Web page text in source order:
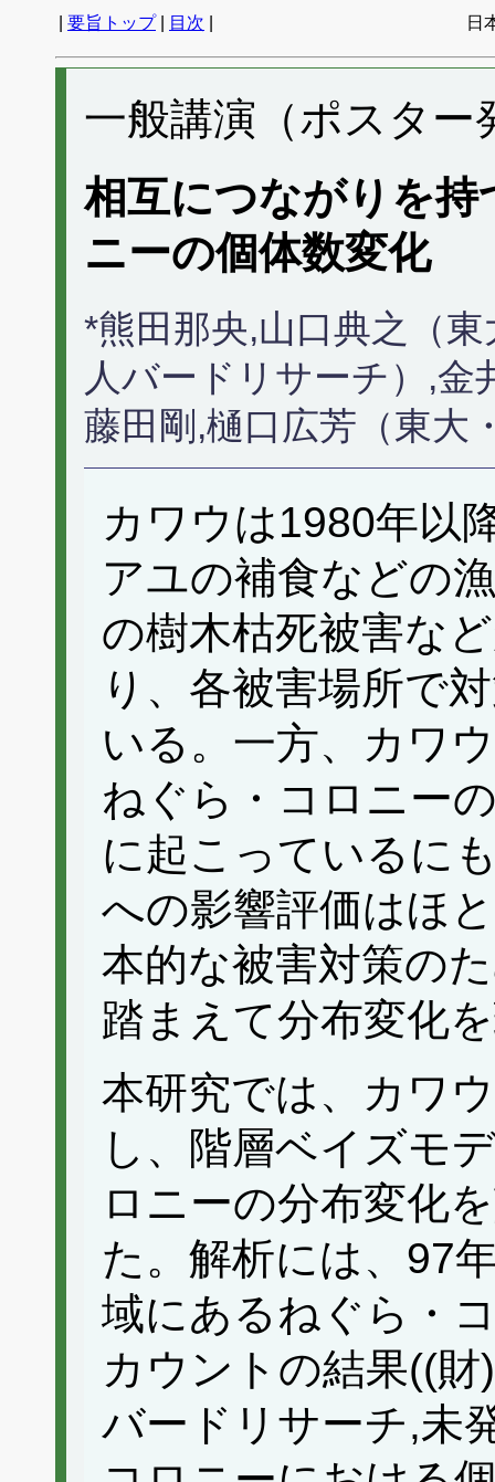
要旨トップ| 目次 日
一般講演（ポスター
相互につながりを
ニーの個体数変化
*熊田那央,山口典之（
人バードリサーチ）,金
藤田剛,樋口広芳（東大
カワウは1980年以
アユの補食などの
の樹木枯死被害な
り、各被害場所で
いる。一方、カワ
ねぐら・コロニー
に起こっているに
への影響評価はほ
本的な被害対策の
踏まえて分布変化
本研究では、カワ
し、階層ベイズモ
ロニーの分布変化
た。解析には、97
域にあるねぐら・
カウントの結果((
バードリサーチ,未